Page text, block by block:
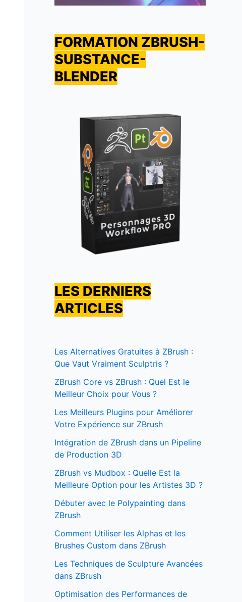
FORMATION ZBRUSH-
SUBSTANCE-
BLENDER
LES DERNIERS
ARTICLES
Les Alternatives Gratuites à ZBrush :
Que Vaut Vraiment Sculptris ?
ZBrush Core vs ZBrush : Quel Est le
Meilleur Choix pour Vous ?
Les Meilleurs Plugins pour Améliorer
Votre Expérience sur ZBrush
Intégration de ZBrush dans un Pipeline
de Production 3D
ZBrush vs Mudbox : Quelle Est la
Meilleure Option pour les Artistes 3D ?
Débuter avec le Polypainting dans
ZBrush
Comment Utiliser les Alphas et les
Brushes Custom dans ZBrush
Les Techniques de Sculpture Avancées
dans ZBrush
Optimisation des Performances de